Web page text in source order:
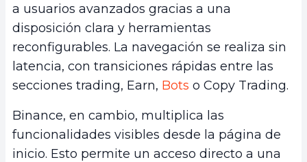
a usuarios avanzados gracias a una
disposición clara y herramientas
reconfigurables. La navegación se realiza sin
latencia, con transiciones rápidas entre las
secciones trading, Earn, Bots o Copy Trading.
Binance, en cambio, multiplica las
funcionalidades visibles desde la página de
inicio. Esto permite un acceso directo a una